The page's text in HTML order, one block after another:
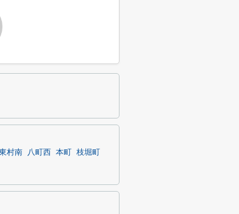
村南 八町西 本町
枝堀町